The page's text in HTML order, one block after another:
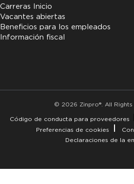
Carreras Inicio
Vacantes abiertas
Beneficios para los empleados
Información fiscal
© 2026 Zinpro®. All Rights
Código de conducta para proveedores
Preferencias de cookies
Declaraciones de la